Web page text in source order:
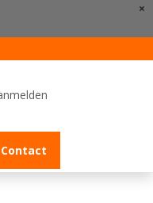
×
Contact